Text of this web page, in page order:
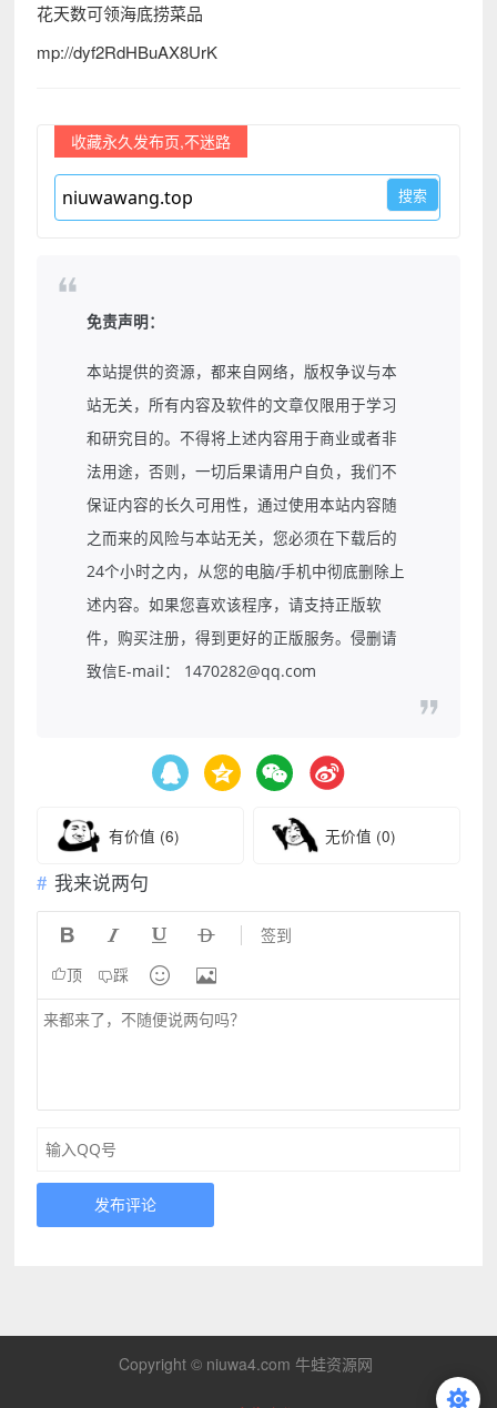
花天数可领海底捞菜品
mp://dyf2RdHBuAX8UrK
收藏永久发布页,不迷路
免责声明：
本站提供的资源，都来自网络，版权争议与本
站无关，所有内容及软件的文章仅限用于学习
和研究目的。不得将上述内容用于商业或者非
法用途，否则，一切后果请用户自负，我们不
保证内容的长久可用性，通过使用本站内容随
之而来的风险与本站无关，您必须在下载后的
24个小时之内，从您的电脑/手机中彻底删除上
述内容。如果您喜欢该程序，请支持正版软
件，购买注册，得到更好的正版服务。侵删请
致信E-mail： 1470282@qq.com
有价值 (6) 无价值 (0)
我来说两句
    签到
顶 踩  
发布评论
Copyright © niuwa4.com 牛蛙资源网